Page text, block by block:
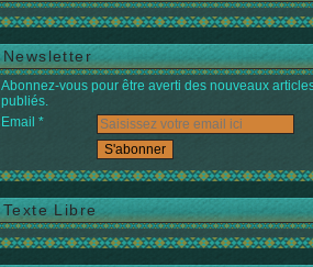
Newsletter
Abonnez-vous pour être averti des nouveaux
publiés.
Email
Texte Libre